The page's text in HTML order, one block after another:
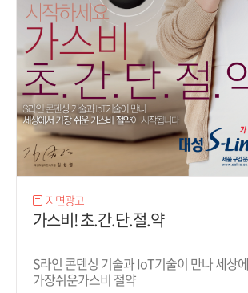
지면광고
가스비! 초.간.단.절.약
S라인 콘덴싱 기술과 IoT기술이 만나 세상
가장쉬운가스비 절약